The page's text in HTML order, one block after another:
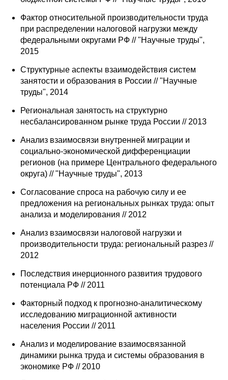
О совете
Регулярные прогнозы
Краткосрочный прогноз
Оценка индекса промышленного
производства
Российская Система Климатического
Мониторинга
Центр «Климатическая политика и
экономика России»
Кафедра МФТИ
Кафедра МАДИ
Об аспирантуре
Поступление
Обучение
Фактор относительной производительности труда
при распределении налоговой нагрузки между
федеральными округами РФ // "Научные труды",
2015
Структурные аспекты взаимодействия систем
занятости и образования в России // "Научные
труды", 2014
Региональная занятость на структурно
несбалансированном рынке труда России // 2013
Анализ взаимосвязи внутренней миграции и
социально-экономической дифференциации
регионов (на примере Центрального федерального
округа) // "Научные труды", 2013
Согласование спроса на рабочую силу и ее
предложения на региональных рынках труда: опыт
анализа и моделирования // 2012
Анализ взаимосвязи налоговой нагрузки и
производительности труда: региональный разрез //
2012
Последствия инерционного развития трудового
потенциала РФ // 2011
Факторный подход к прогнозно-аналитическому
исследованию миграционной активности
населения России // 2011
Анализ и моделирование взаимосвязанной
динамики рынка труда и системы образования в
экономике РФ // 2010